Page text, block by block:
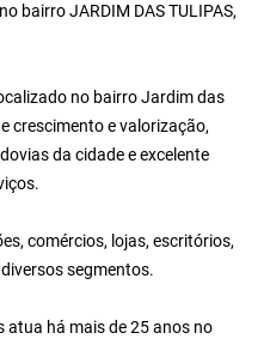
bairro JARDIM DAS TULIPAS,
no bairro Jardim das
crescimento e valorização,
da cidade e excelente
comércios, lojas, escritórios,
segmentos.
atua há mais de 25 anos no